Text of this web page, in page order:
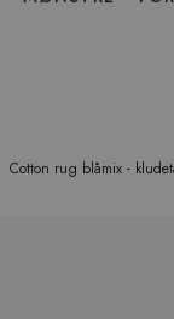
Cotton rug blåmix -